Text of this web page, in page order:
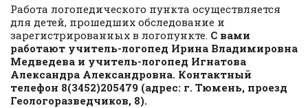
Работа логопедического пункта осуществляется
для детей, прошедших обследование и
зарегистрированных в логопункте. С вами
работают учитель-логопед Ирина Владимировна
Медведева и учитель-логопед Игнатова
Александра Александровна. Контактный
телефон 8(3452)205479 (адрес: г. Тюмень, проезд
Геологоразведчиков, 8).